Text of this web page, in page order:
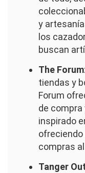
y
los
buscan
The Forum
tiendas y
Forum
de
inspirado
ofreciendo
compras
Tanger